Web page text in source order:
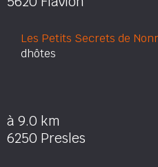
Les Petits Secrets de
dhôtes
à 9.0 km
6250 Presles